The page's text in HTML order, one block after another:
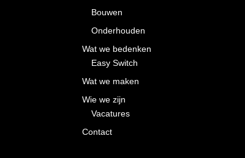
Bouwen
Onderhouden
Wat we bedenken
Easy Switch
Wat we maken
Wie we zijn
Vacatures
Contact